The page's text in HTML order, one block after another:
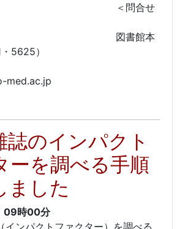
合せ
館本
・5625）
med.ac.jp
誌のインパクト
ーを調べる手順
ました
09時00分